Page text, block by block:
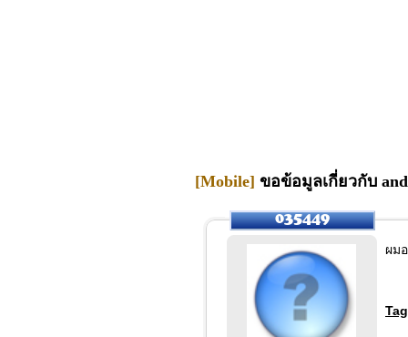
[Mobile] ขอข้อมูลเกี่ยวกับ
ผม
Tag